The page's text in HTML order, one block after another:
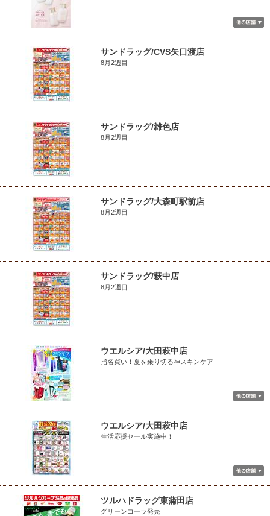
サンドラッグ/CVS矢口渡店
8月2週目
サンドラッグ/雑色店
8月2週目
サンドラッグ/大森町駅前店
8月2週目
サンドラッグ/萩中店
8月2週目
ウエルシア/大田萩中店
指名買い！夏を乗り切る神スキンケア
ウエルシア/大田萩中店
生活応援セール実施中！
ツルハドラッグ東蒲田店
グリーンコーラ発売